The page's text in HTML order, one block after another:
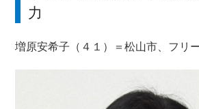
力
増原安希子（４１）＝松山市、フリ